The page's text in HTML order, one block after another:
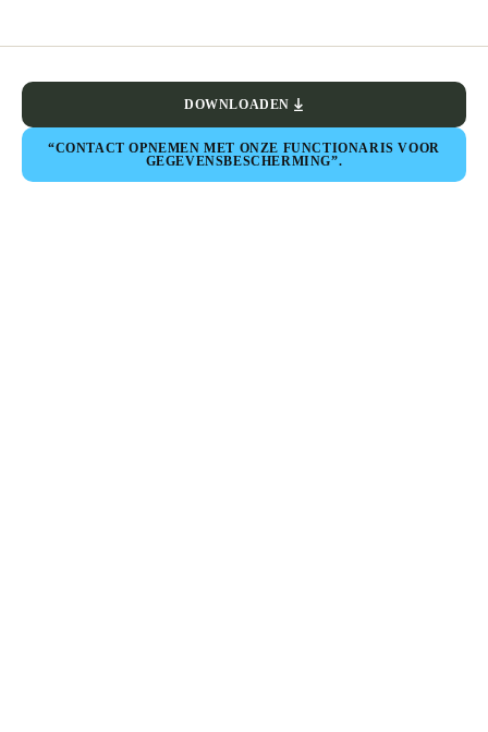
DOWNLOADEN
“CONTACT OPNEMEN MET ONZE FUNCTIONARIS VOOR
GEGEVENSBESCHERMING”.